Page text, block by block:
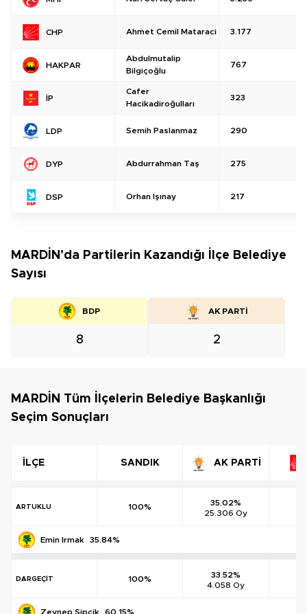
CHP Ahmet Cemil Mataraci 3.177
HAKPAR
Abdulmutalip
Bilgiçoğlu
767
İP
Cafer
Hacikadiroğulları
323
LDP Semih Paslanmaz 290
DYP Abdurrahman Taş 275
DSP Orhan Işınay 217
MARDİN’da Partilerin Kazandığı İlçe Belediye
Sayısı
BDP
8
AK PARTİ
2
MARDİN Tüm İlçelerin Belediye Başkanlığı
Seçim Sonuçları
İLÇE SANDIK AK PARTİ
ARTUKLU 100%
35.02%
25.306 Oy
Emin Irmak 35.84%
DARGEÇİT 100%
33.52%
4.058 Oy
Zeynep Sipcik 60.15%